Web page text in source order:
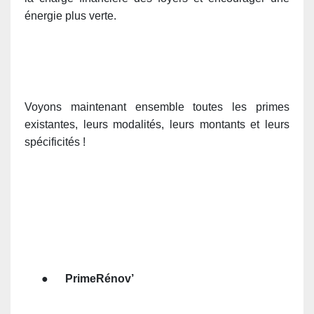
énergie plus verte.
Voyons maintenant ensemble toutes les primes
existantes, leurs modalités, leurs montants et leurs
spécificités !
● PrimeRénov’